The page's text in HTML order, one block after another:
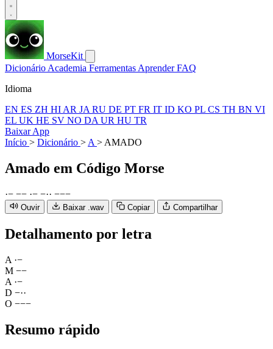
MorseKit
Dicionário Academia Ferramentas AprenderFAQ
Idioma
EN ES ZH HI AR JA RU DE PT FR IT ID KO PL CS TH BN VI
EL UK HE SV NO DA UR HU TR
Baixar App
Início > Dicionário > A > AMADO
Amado em Código Morse
·− −− ·− −·· −−−
Ouvir Baixar .wav Copiar Compartilhar
Detalhamento por letra
A ·−
M −−
A ·−
D −··
O −−−
Resumo rápido